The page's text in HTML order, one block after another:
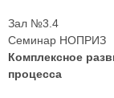
Зал №3.4
Семинар НОПРИЗ
Комплексное
процесса